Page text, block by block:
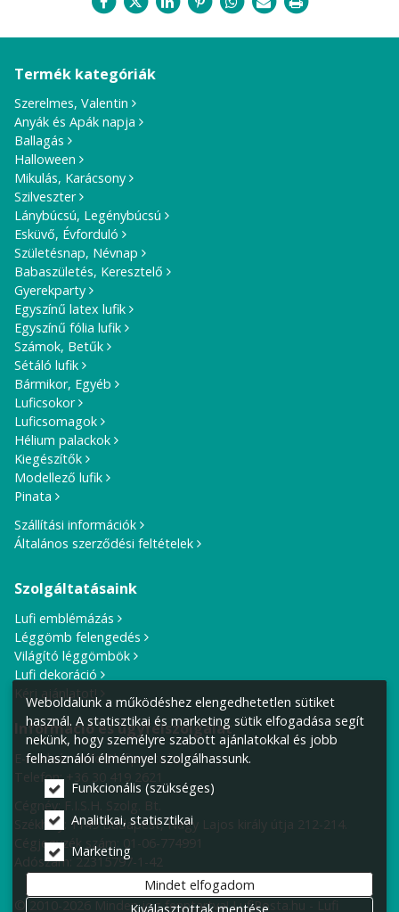
Termék kategóriák
Szerelmes, Valentin
Anyák és Apák napja
Ballagás
Halloween
Mikulás, Karácsony
Szilveszter
Lánybúcsú, Legénybúcsú
Esküvő, Évforduló
Születésnap, Névnap
Babaszületés, Keresztelő
Gyerekparty
Egyszínű latex lufik
Egyszínű fólia lufik
Számok, Betűk
Sétáló lufik
Bármikor, Egyéb
Luficsokor
Luficsomagok
Hélium palackok
Kiegészítők
Modellező lufik
Pinata
Szállítási információk
Általános szerződési feltételek
Szolgáltatásaink
Lufi emblémázás
Léggömb felengedés
Világító léggömbök
Lufi dekoráció
Kérj ajánlatot!
Információ és ügyfélszolgálat
E-mail cím:info@lufiposta.hu
Telefon:+36 30 419 2621
Cégnév: F.I.S.H. Szolg. Bt.
Székhely: 1149 Budapest, Nagy Lajos király útja 212-214.
Cégjegyzék szám: 01-06-774991
Adószám: 22315797-1-42
© 2010-2026 Minden jog fenntartva! LufiPosta.hu - Lufi
Weboldalunk a működéshez elengedhetetlen sütiket
használ. A statisztikai és marketing sütik elfogadása segít
nekünk, hogy személyre szabott ajánlatokkal és jobb
felhasználói élménnyel szolgálhassunk.
Funkcionális (szükséges)
Analitikai, statisztikai
Marketing
Mindet elfogadom